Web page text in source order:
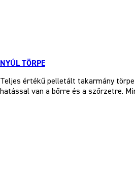
NYÚL TÖRPE
Teljes értékű pelletált takarmány
hatással van a bőrre és a szőrzetre.